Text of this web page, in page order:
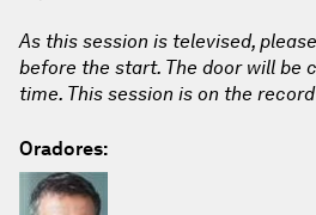
As this session is televised,
before the start. The door will be
time. This session is on the
Oradores: